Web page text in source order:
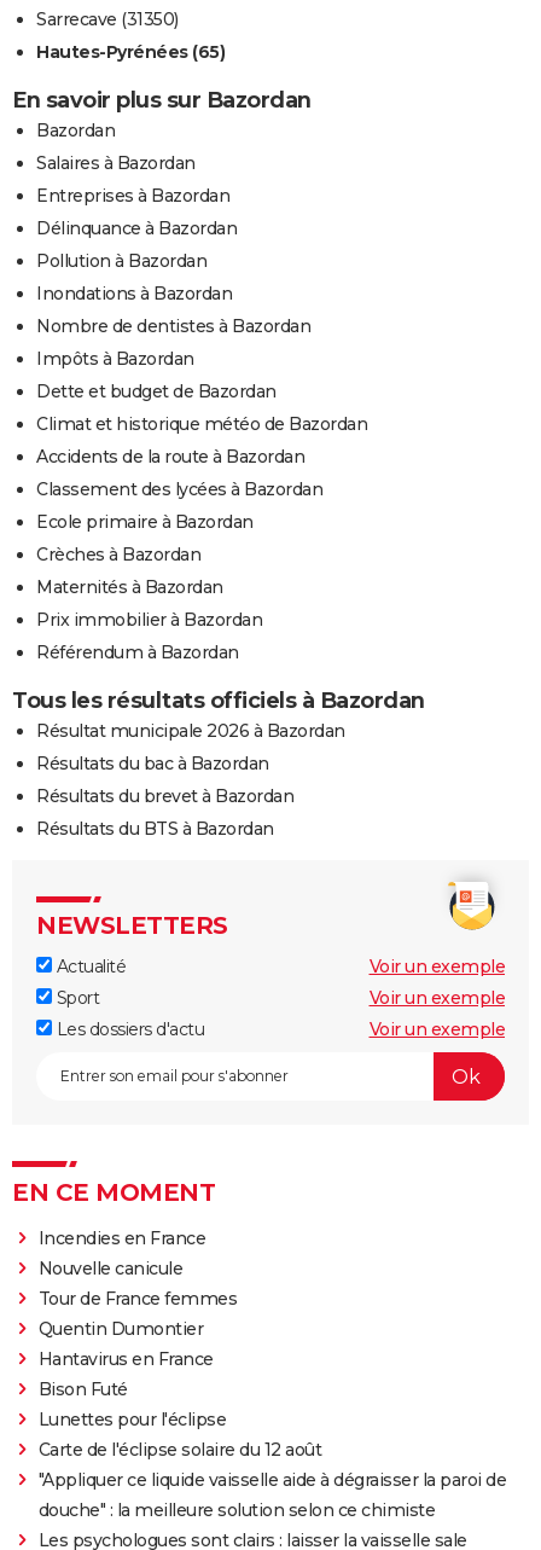
Sarrecave (31350)
Hautes-Pyrénées (65)
En savoir plus sur Bazordan
Bazordan
Salaires à Bazordan
Entreprises à Bazordan
Délinquance à Bazordan
Pollution à Bazordan
Inondations à Bazordan
Nombre de dentistes à Bazordan
Impôts à Bazordan
Dette et budget de Bazordan
Climat et historique météo de Bazordan
Accidents de la route à Bazordan
Classement des lycées à Bazordan
Ecole primaire à Bazordan
Crèches à Bazordan
Maternités à Bazordan
Prix immobilier à Bazordan
Référendum à Bazordan
Tous les résultats officiels à Bazordan
Résultat municipale 2026 à Bazordan
Résultats du bac à Bazordan
Résultats du brevet à Bazordan
Résultats du BTS à Bazordan
NEWSLETTERS
Actualité
Voir un exemple
Sport
Voir un exemple
Les dossiers d'actu
Voir un exemple
EN CE MOMENT
Incendies en France
Nouvelle canicule
Tour de France femmes
Quentin Dumontier
Hantavirus en France
Bison Futé
Lunettes pour l'éclipse
Carte de l'éclipse solaire du 12 août
"Appliquer ce liquide vaisselle aide à dégraisser la paroi de
douche" : la meilleure solution selon ce chimiste
Les psychologues sont clairs : laisser la vaisselle sale